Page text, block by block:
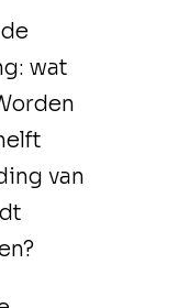
wat
van